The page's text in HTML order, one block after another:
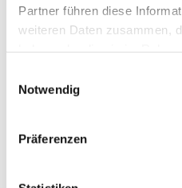
Partner führen diese
weiteren Daten zusammen,
Notwendig
Präferenzen
individuellen Beratung:
und Ansprechpartner der
und gehen den
Schritt für Schritt durch. So
Neuanträge werden
länger dauern.